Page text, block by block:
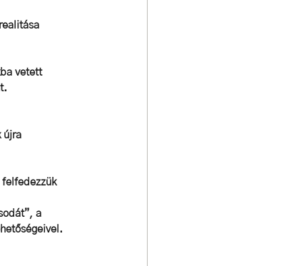
vetett
újra
felfedezzük
a